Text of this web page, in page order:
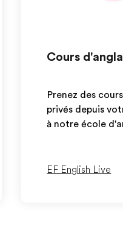
Cours
Prenez des
privés depuis
à notre école
EF English Live